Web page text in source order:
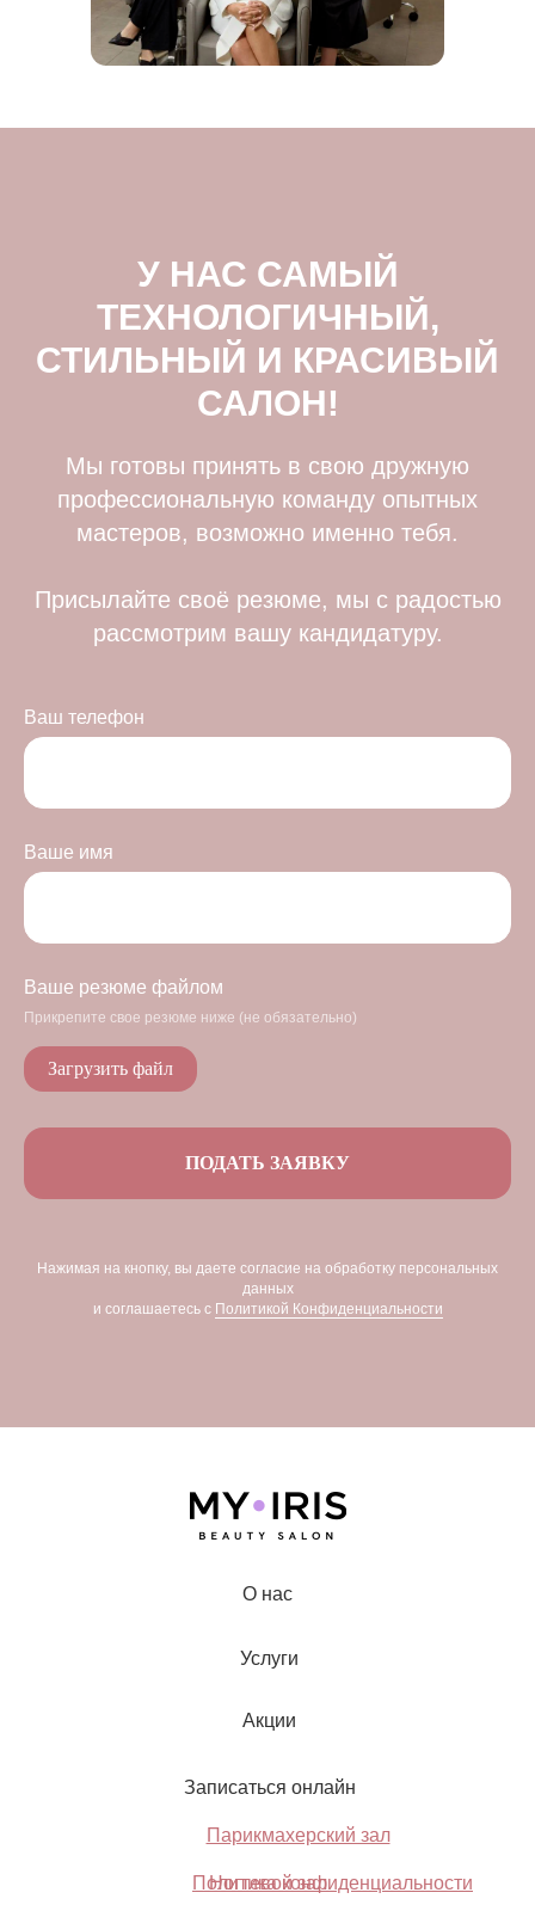
У НАС САМЫЙ
ТЕХНОЛОГИЧНЫЙ,
СТИЛЬНЫЙ И КРАСИВЫЙ
САЛОН!
Мы готовы принять в свою дружную
профессиональную команду опытных
мастеров, возможно именно тебя.
Присылайте своё резюме, мы с радостью
рассмотрим вашу кандидатуру.
Ваш телефон
Ваше имя
Ваше резюме файлом
Прикрепите свое резюме ниже (не обязательно)
Загрузить файл
ПОДАТЬ ЗАЯВКУ
Нажимая на кнопку, вы даете согласие на обработку персональных
данных
и соглашаетесь c Политикой Конфиденциальности
О нас
Услуги
Акции
Записаться онлайн
Парикмахерский зал
Политика конфиденциальности
Ногтевой зал